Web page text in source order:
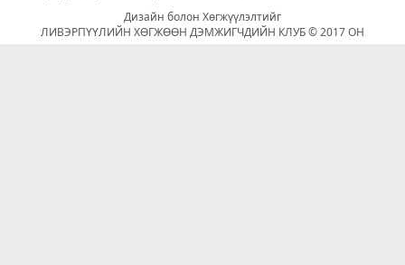
Дизайн болон Хөгжүүлэлтийг
ЛИВЭРПҮҮЛИЙН ХӨГЖӨӨН ДЭМЖИГЧДИЙН КЛУБ © 2017 ОН